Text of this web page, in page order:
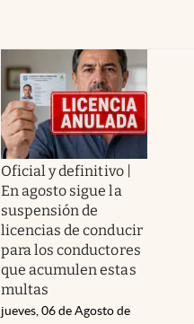
Oficial y definitivo |
En agosto sigue la
suspensión de
licencias de conducir
para los conductores
que acumulen estas
multas
jueves, 06 de Agosto de